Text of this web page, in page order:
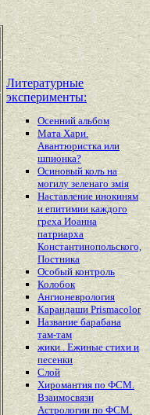
Литературные
эксперименты:
Осенний альбом
Мата Хари.
Авантюристка или
шпионка?
Осиновый колъ на
могилу зеленаго змiя
Наставление инокиням
и епитимии каждого
греха Иоанна
патриарха
Константинопольского,
Постника
Особый контроль
Колобок
Ангионеврология
Карандаши Prismacolor
Название барабана
там-там
жики . Ежиные стихи и
песенки
Слой
Хиромантия по ФСМ.
Взаимосвязи
Астрологии по ФСМ.